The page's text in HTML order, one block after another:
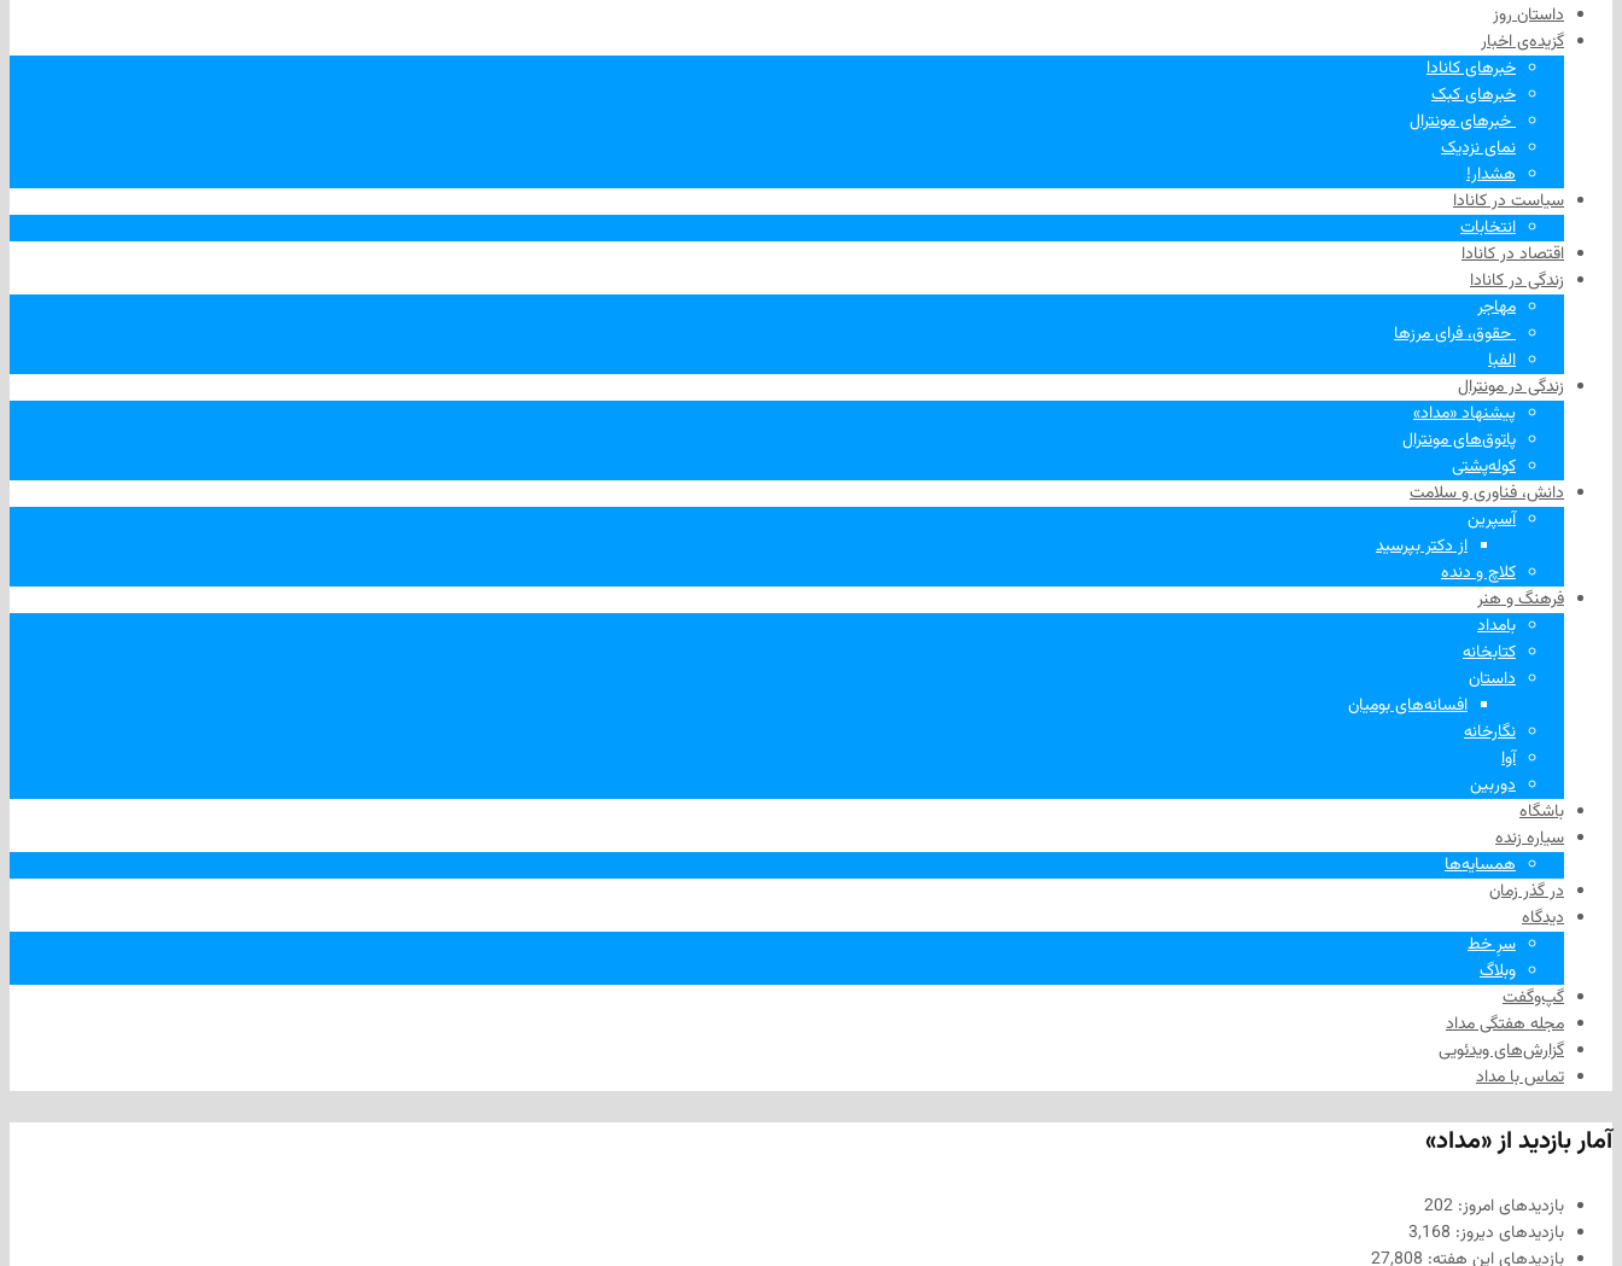
داستان روز
گزیده‌ی‌ اخبار
خبرهای کانادا
خبرهای کبک
‌ خبرهای مونترال
نمای نزدیک
هشدار!
سیاست در کانادا
انتخابات
اقتصاد در کانادا
زندگی در کانادا
مهاجر
‌ حقوق، فرای مرزها
الفبا
زندگی در مونترال
پیشنهاد «مداد»
پاتوق‌های مونترال
کوله‌پشتی
دانش، فناوری و سلامت
آسپرین
از دکتر بپرسید
کلاچ و دنده
فرهنگ و هنر
بامداد
کتابخانه
داستان
افسانه‌های بومیان
نگارخانه
آوا
دوربین
باشگاه
سیاره زنده
همسایه‌ها
در گذر زمان
دیدگاه
سرِ خط
وبلاگ
گپ‌وگفت
مجله هفتگی مداد
گزارش‌های ویدئویی
تماس با مداد
آمار بازدید از «مداد»
بازدیدهای امروز: 202
بازدیدهای دیروز: 3,168
بازدیدهای این هفته: 27,808